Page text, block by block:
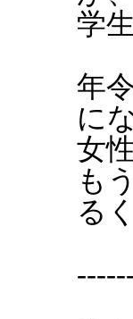
学
年
に
女
も
る